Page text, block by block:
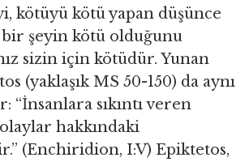
kötüyü kötü yapan düşünce
bir şeyin kötü olduğunu
sizin için kötüdür. Yunan
(yaklaşık MS 50-150) da aynı
“İnsanlara sıkıntı veren
hakkındaki
(Enchiridion, I:V) Epiktetos,